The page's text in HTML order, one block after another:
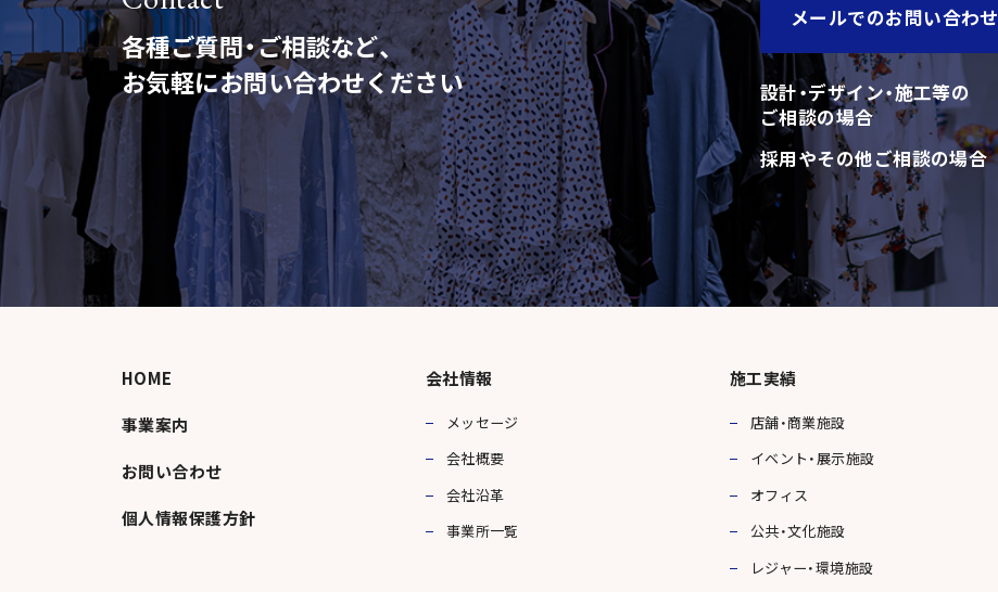
各種ご質問・ご相談など、
お気軽にお問い合わせください
メールでのお問い合わせ
設計・デザイン・施工等の
ご相談の場合
採用やその他ご相談の場合
HOME
事業案内
お問い合わせ
個人情報保護方針
会社情報
メッセージ
会社概要
会社沿革
事業所一覧
施工実績
店舗・商業施設
イベント・展示施設
オフィス
公共・文化施設
レジャー・環境施設